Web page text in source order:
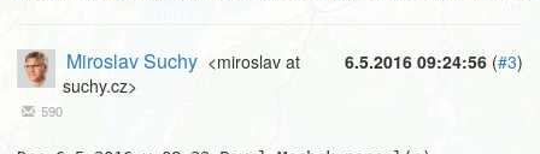
6.5.2016 09:24:56 (#3)
Miroslav Suchy <miroslav at
suchy.cz>
590